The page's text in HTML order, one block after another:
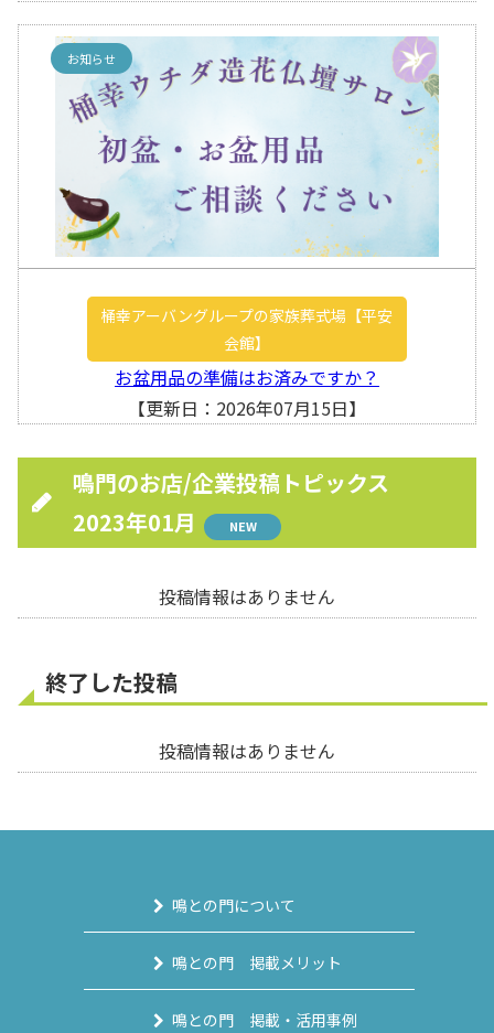
お知らせ
桶幸アーバングループの家族葬式場【平安
会館】
お盆用品の準備はお済みですか？
【更新日：2026年07月15日】
鳴門のお店/企業投稿トピックス
2023年01月
NEW
投稿情報はありません
終了した投稿
投稿情報はありません
鳴との門について
鳴との門 掲載メリット
鳴との門 掲載・活用事例